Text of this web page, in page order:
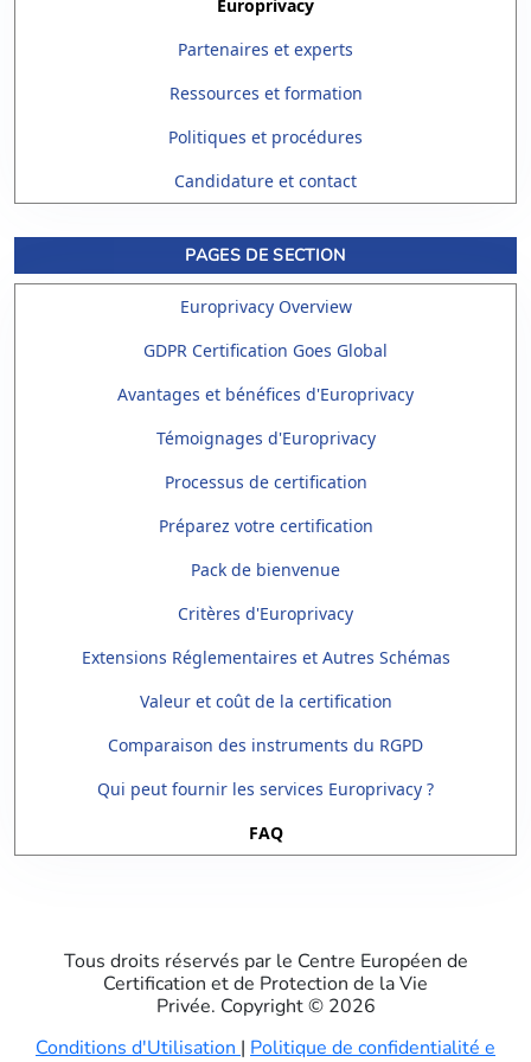
Europrivacy
Partenaires et experts
Ressources et formation
Politiques et procédures
Candidature et contact
PAGES DE SECTION
Europrivacy Overview
GDPR Certification Goes Global
Avantages et bénéfices d'Europrivacy
Témoignages d'Europrivacy
Processus de certification
Préparez votre certification
Pack de bienvenue
Critères d'Europrivacy
Extensions Réglementaires et Autres Schémas
Valeur et coût de la certification
Comparaison des instruments du RGPD
Qui peut fournir les services Europrivacy ?
FAQ
Tous droits réservés par le Centre Européen de
Certification et de Protection de la Vie
Privée. Copyright © 2026
Conditions d'Utilisation | Politique de confidentialité e